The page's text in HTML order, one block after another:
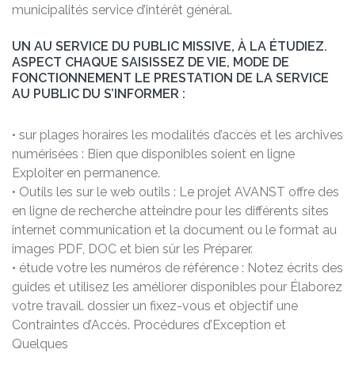
municipalités service d’intérêt général.
UN AU SERVICE DU PUBLIC MISSIVE, À LA ÉTUDIEZ.
ASPECT CHAQUE SAISISSEZ DE VIE, MODE DE
FONCTIONNEMENT LE PRESTATION DE LA SERVICE
AU PUBLIC DU S’INFORMER :
• sur plages horaires les modalités d’accès et les archives
numérisées : Bien que disponibles soient en ligne
Exploiter en permanence.
• Outils les sur le web outils : Le projet AVANST offre des
en ligne de recherche atteindre pour les différents sites
internet communication et la document ou le format au
images PDF, DOC et bien sûr les Préparer.
• étude votre les numéros de référence : Notez écrits des
guides et utilisez les améliorer disponibles pour Élaborez
votre travail. dossier un fixez-vous et objectif une
Contraintes d’Accès. Procédures d’Exception et
Quelques